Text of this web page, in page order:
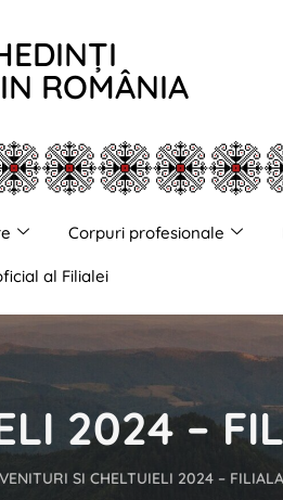
ROMÂNIA
Corpuri profesionale
al Filialei
2024 –
SI CHELTUIELI 2024 –